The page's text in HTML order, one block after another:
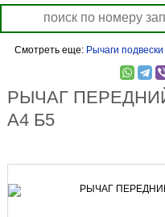
Смотреть еще: Рычаги
РЫЧАГ
А4 Б5